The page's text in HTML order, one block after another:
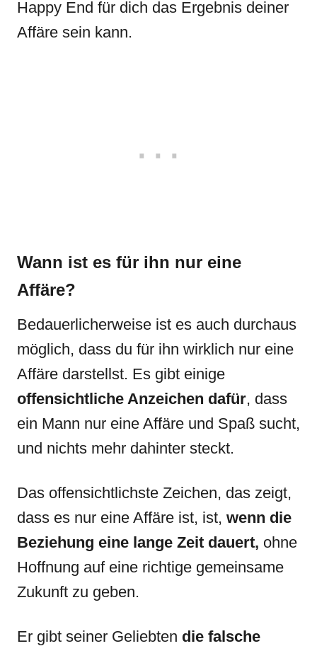
Happy End für dich das Ergebnis deiner
Affäre sein kann.
Wann ist es für ihn nur eine
Affäre?
Bedauerlicherweise ist es auch durchaus
möglich, dass du für ihn wirklich nur eine
Affäre darstellst. Es gibt einige
offensichtliche Anzeichen dafür, dass
ein Mann nur eine Affäre und Spaß sucht,
und nichts mehr dahinter steckt.
Das offensichtlichste Zeichen, das zeigt,
dass es nur eine Affäre ist, ist, wenn die
Beziehung eine lange Zeit dauert, ohne
Hoffnung auf eine richtige gemeinsame
Zukunft zu geben.
Er gibt seiner Geliebten die falsche